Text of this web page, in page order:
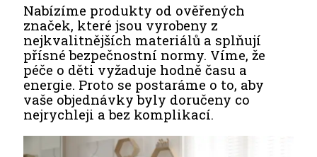
Nabízíme produkty od ověřených
značek, které jsou vyrobeny z
nejkvalitnějších materiálů a splňují
přísné bezpečnostní normy. Víme, že
péče o děti vyžaduje hodně času a
energie. Proto se postaráme o to, aby
vaše objednávky byly doručeny co
nejrychleji a bez komplikací.